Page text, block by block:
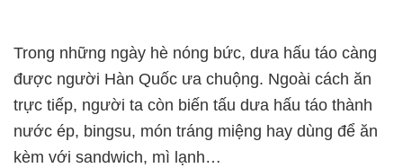
Trong những ngày hè nóng bức, dưa hấu táo càng
được người Hàn Quốc ưa chuộng. Ngoài cách ăn
trực tiếp, người ta còn biến tấu dưa hấu táo thành
nước ép, bingsu, món tráng miệng hay dùng để ăn
kèm với sandwich, mì lạnh…